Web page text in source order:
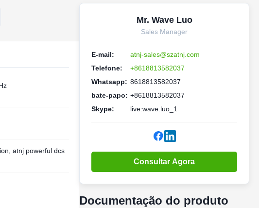
atnj powerful dcs
Mr. Wave Luo
Sales Manager
E-mail:
atnj-sales@szatnj.com
Telefone:
+8618813582037
Whatsapp: 8618813582037
bate-papo: +8618813582037
Skype:
live:wave.luo_1
Consultar Agora
Documentação do produto